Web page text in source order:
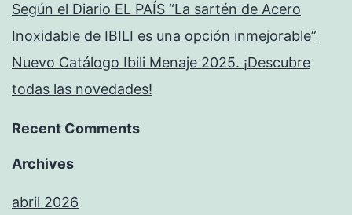
Según el Diario EL PAÍS “La sartén de Acero
Inoxidable de IBILI es una opción inmejorable”
Nuevo Catálogo Ibili Menaje 2025. ¡Descubre
todas las novedades!
Recent Comments
Archives
abril 2026